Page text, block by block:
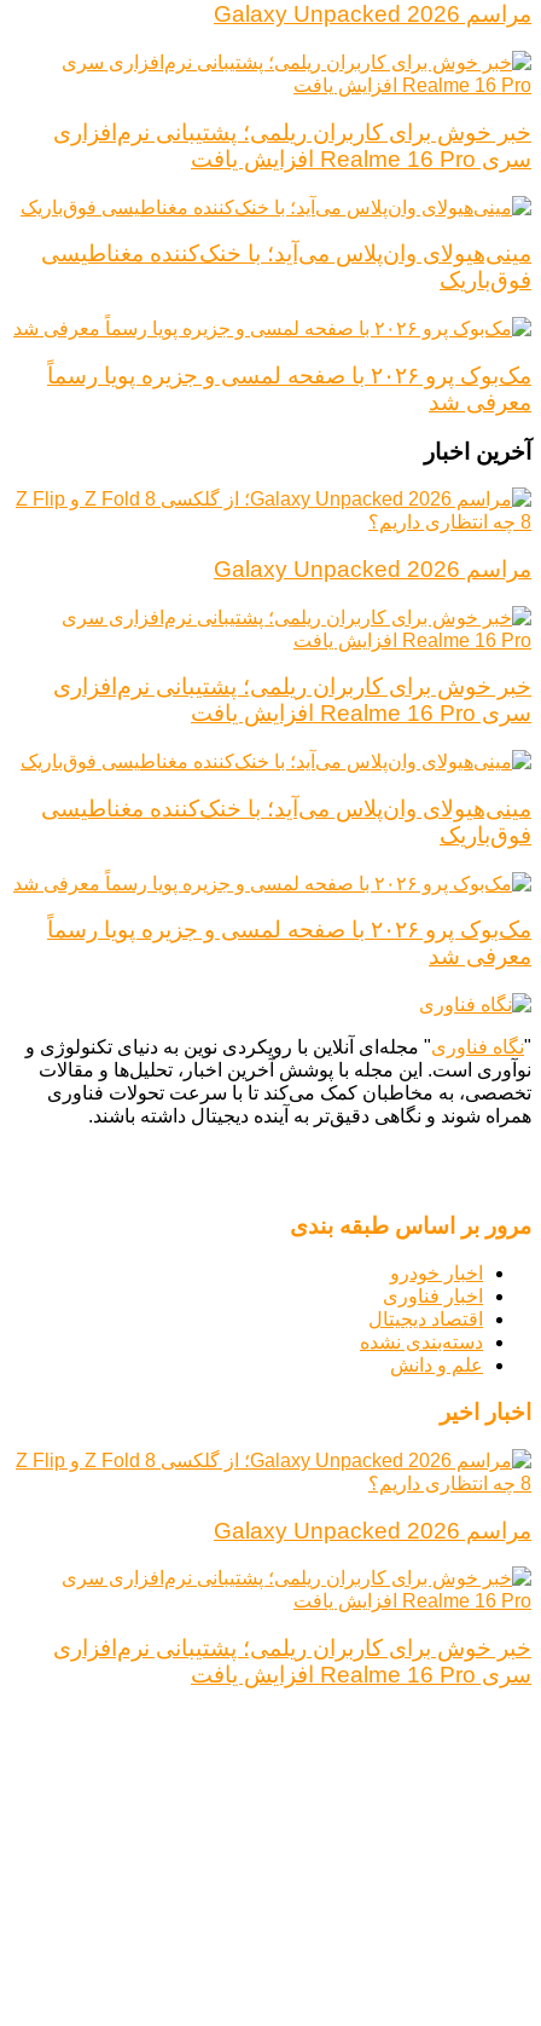
مراسم Galaxy Unpacked 2026
خبر خوش برای کاربران ریلمی؛ پشتیبانی نرم‌افزاری
سری Realme 16 Pro افزایش یافت
مینی‌هیولای وان‌پلاس می‌آید؛ با خنک‌کننده مغناطیسی
فوق‌باریک
مک‌بوک پرو ۲۰۲۶ با صفحه لمسی و جزیره پویا رسماً
معرفی شد
آخرین اخبار
مراسم Galaxy Unpacked 2026
خبر خوش برای کاربران ریلمی؛ پشتیبانی نرم‌افزاری
سری Realme 16 Pro افزایش یافت
مینی‌هیولای وان‌پلاس می‌آید؛ با خنک‌کننده مغناطیسی
فوق‌باریک
مک‌بوک پرو ۲۰۲۶ با صفحه لمسی و جزیره پویا رسماً
معرفی شد
"نگاه فناوری" مجله‌ای آنلاین با رویکردی نوین به دنیای تکنولوژی و
نوآوری است. این مجله با پوشش آخرین اخبار، تحلیل‌ها و مقالات
تخصصی، به مخاطبان کمک می‌کند تا با سرعت تحولات فناوری
همراه شوند و نگاهی دقیق‌تر به آینده دیجیتال داشته باشند.
مرور بر اساس طبقه بندی
اخبار خودرو
اخبار فناوری
اقتصاد دیجیتال
دسته‌بندی نشده
علم و دانش
اخبار اخیر
مراسم Galaxy Unpacked 2026
خبر خوش برای کاربران ریلمی؛ پشتیبانی نرم‌افزاری
سری Realme 16 Pro افزایش یافت